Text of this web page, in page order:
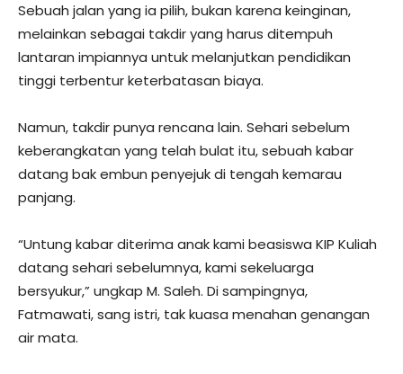
Sebuah jalan yang ia pilih, bukan karena keinginan,
melainkan sebagai takdir yang harus ditempuh
lantaran impiannya untuk melanjutkan pendidikan
tinggi terbentur keterbatasan biaya.
Namun, takdir punya rencana lain. Sehari sebelum
keberangkatan yang telah bulat itu, sebuah kabar
datang bak embun penyejuk di tengah kemarau
panjang.
“Untung kabar diterima anak kami beasiswa KIP Kuliah
datang sehari sebelumnya, kami sekeluarga
bersyukur,” ungkap M. Saleh. Di sampingnya,
Fatmawati, sang istri, tak kuasa menahan genangan
air mata.